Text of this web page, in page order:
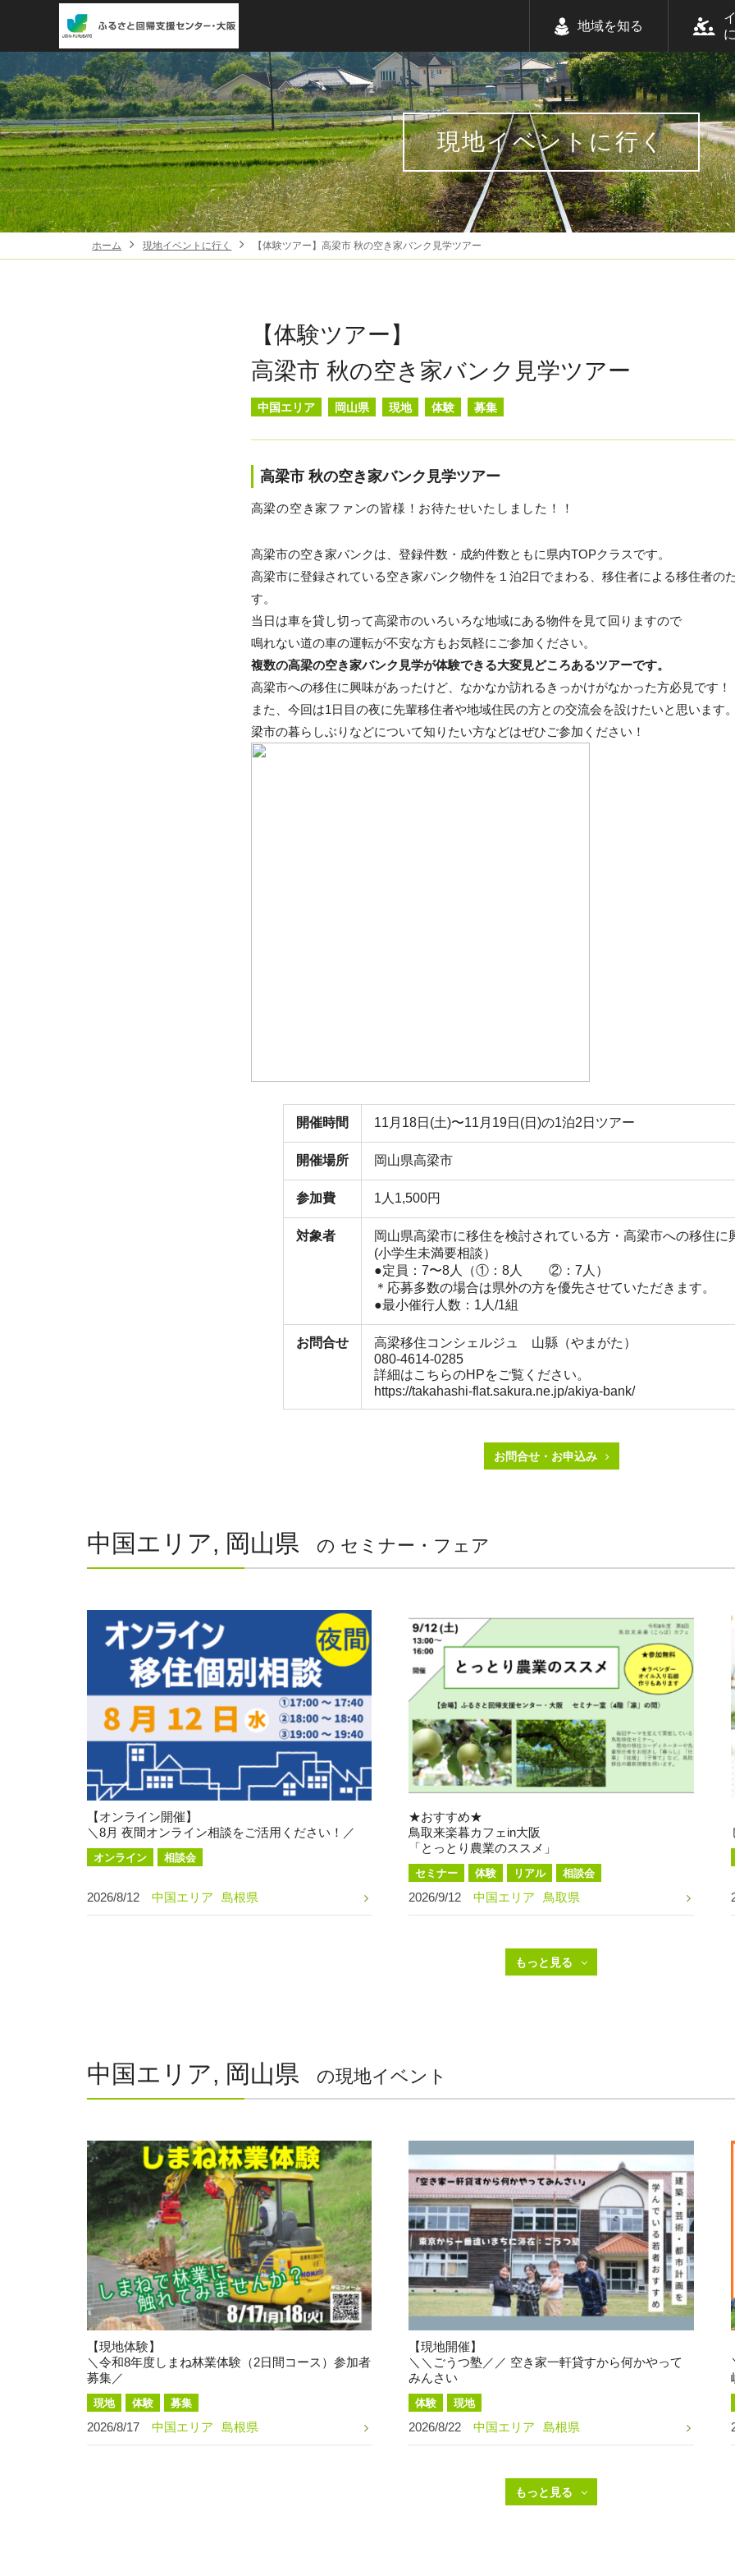
地域を知る
現地イベントに行く
ホーム 現地イベントに行く 【体験ツアー】高梁市 秋の空き家バンク見学ツアー
【体験ツアー】
高梁市 秋の空き家バンク見学ツアー
中国エリア 岡山県 現地 体験 募集
高梁市 秋の空き家バンク見学ツアー
高梁の空き家ファンの皆様！お待たせいたしました！！
高梁市の空き家バンクは、登録件数・成約件数ともに県内TOPクラスです。
高梁市に登録されている空き家バンク物件を１泊2日でまわる、移住者による移住者の
す。
当日は車を貸し切って高梁市のいろいろな地域にある物件を見て回りますので
鳴れない道の車の運転が不安な方もお気軽にご参加ください。
複数の高梁の空き家バンク見学が体験できる大変見どころあるツアーです。
高梁市への移住に興味があったけど、なかなか訪れるきっかけがなかった方必見です！
また、今回は1日目の夜に先輩移住者や地域住民の方との交流会を設けたいと思います
梁市の暮らしぶりなどについて知りたい方などはぜひご参加ください！
開催時間 11月18日(土)〜11月19日(日)の1泊2日ツアー
開催場所 岡山県高梁市
参加費 1人1,500円
対象者
岡山県高梁市に移住を検討されている方・高梁市への移住に
(小学生未満要相談）
●定員：7〜8人（①：8人 ②：7人）
＊応募多数の場合は県外の方を優先させていただきます。
●最小催行人数：1人/1組
お問合せ
高梁移住コンシェルジュ 山縣（やまがた）
080-4614-0285
詳細はこちらのHPをご覧ください。
https://takahashi-flat.sakura.ne.jp/akiya-bank/
お問合せ・お申込み
中国エリア, 岡山県 の セミナー・フェア
【オンライン開催】
＼8月 夜間オンライン相談をご活用ください！／
オンライン 相談会
2026/8/12 中国エリア 島根県
★おすすめ★
鳥取来楽暮カフェin大阪
「とっとり農業のススメ」
セミナー 体験 リアル 相談会
2026/9/12 中国エリア 鳥取県
中国エリア, 岡山県 の現地イベント
【現地体験】
＼令和8年度しまね林業体験（2日間コース）参加者
募集／
現地 体験 募集
2026/8/17 中国エリア 島根県
【現地開催】
＼＼ごうつ塾／／ 空き家一軒貸すから何かやって
みんさい
体験 現地
2026/8/22 中国エリア 島根県